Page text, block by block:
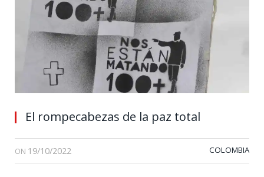
El rompecabezas de la paz total
ON 19/10/2022 COLOMBIA